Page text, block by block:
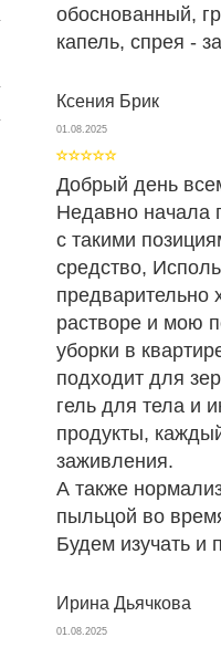
обоснованный,
капель, спрея -
Ксения Брик
01.08.2025
Добрый день
Недавно начала
с такими
средство,
предварительно
растворе и мою
уборки в
подходит для
гель для тела и
продукты,
заживления.
А также
пыльцой во
Будем изучать и
Ирина Дьячкова
01.08.2025